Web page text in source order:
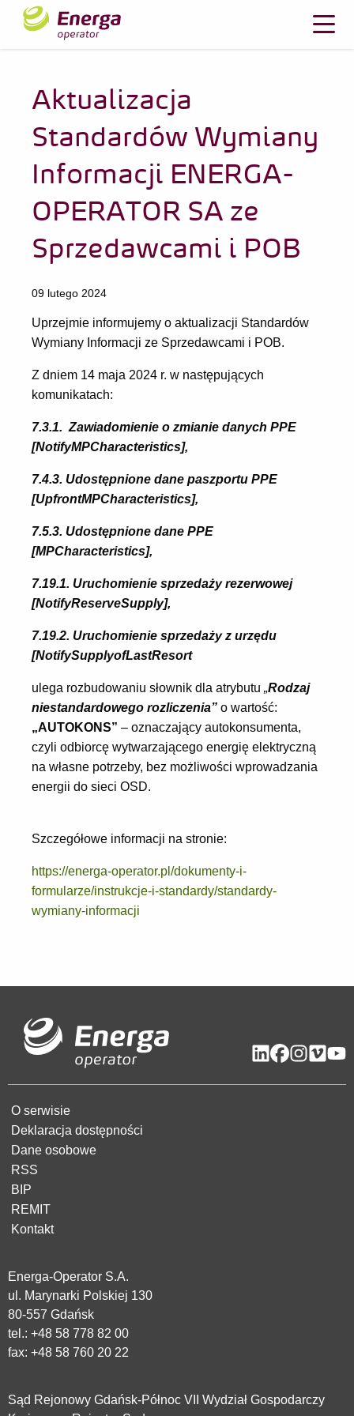
Aktualizacja
Standardów Wymiany
Informacji ENERGA-
OPERATOR SA ze
Sprzedawcami i POB
09 lutego 2024
Uprzejmie informujemy o aktualizacji Standardów
Wymiany Informacji ze Sprzedawcami i POB.
Z dniem 14 maja 2024 r. w następujących
komunikatach:
7.3.1. Zawiadomienie o zmianie danych PPE
[NotifyMPCharacteristics],
7.4.3. Udostępnione dane paszportu PPE
[UpfrontMPCharacteristics],
7.5.3. Udostępnione dane PPE
[MPCharacteristics],
7.19.1. Uruchomienie sprzedaży rezerwowej
[NotifyReserveSupply],
7.19.2. Uruchomienie sprzedaży z urzędu
[NotifySupplyofLastResort
ulega rozbudowaniu słownik dla atrybutu „Rodzaj
niestandardowego rozliczenia” o wartość:
„AUTOKONS” – oznaczający autokonsumenta,
czyli odbiorcę wytwarzającego energię elektryczną
na własne potrzeby, bez możliwości wprowadzania
energii do sieci OSD.
Szczegółowe informacji na stronie:
https://energa-operator.pl/dokumenty-i-
formularze/instrukcje-i-standardy/standardy-
wymiany-informacji
O serwisie
Deklaracja dostępności
Dane osobowe
RSS
BIP
REMIT
Kontakt
Energa-Operator S.A.
ul. Marynarki Polskiej 130
80-557 Gdańsk
tel.: +48 58 778 82 00
fax: +48 58 760 20 22
Sąd Rejonowy Gdańsk-Północ VII Wydział Gospodarczy